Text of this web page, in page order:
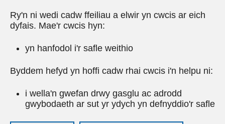
Ry'n ni wedi cadw ffeiliau a elwir yn cwcis ar eich
dyfais. Mae'r cwcis hyn:
yn hanfodol i'r safle weithio
Byddem hefyd yn hoffi cadw rhai cwcis i'n helpu ni:
i wella'n gwefan drwy gasglu ac adrodd
gwybodaeth ar sut yr ydych yn defnyddio'r safle